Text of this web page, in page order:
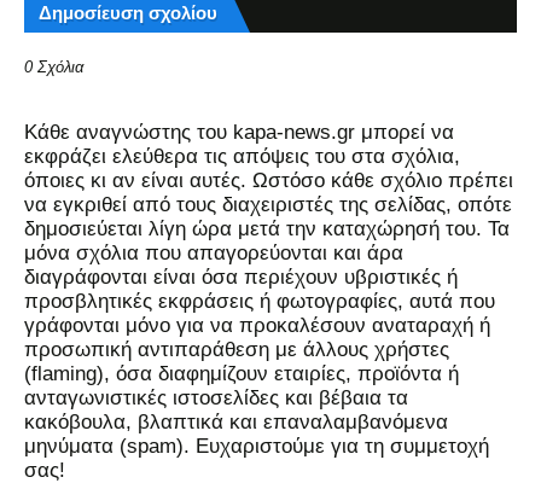
Δημοσίευση σχολίου
0 Σχόλια
Kάθε αναγνώστης του kapa-news.gr μπορεί να
εκφράζει ελεύθερα τις απόψεις του στα σχόλια,
όποιες κι αν είναι αυτές. Ωστόσο κάθε σχόλιο πρέπει
να εγκριθεί από τους διαχειριστές της σελίδας, οπότε
δημοσιεύεται λίγη ώρα μετά την καταχώρησή του. Τα
μόνα σχόλια που απαγορεύονται και άρα
διαγράφονται είναι όσα περιέχουν υβριστικές ή
προσβλητικές εκφράσεις ή φωτογραφίες, αυτά που
γράφονται μόνο για να προκαλέσουν αναταραχή ή
προσωπική αντιπαράθεση με άλλους χρήστες
(flaming), όσα διαφημίζουν εταιρίες, προϊόντα ή
ανταγωνιστικές ιστοσελίδες και βέβαια τα
κακόβουλα, βλαπτικά και επαναλαμβανόμενα
μηνύματα (spam). Ευχαριστούμε για τη συμμετοχή
σας!